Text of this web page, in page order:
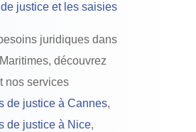
justice et les saisies
juridiques dans
découvrez
nos services
de justice à Cannes,
de justice à Nice,